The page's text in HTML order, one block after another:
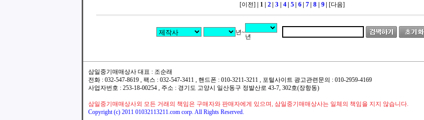
[이전] | 1 |2 |3 4 5 6 |7 |8 9 [다음]
년~
년
삼일중기매매상사 대표 : 조순래
전화 : 032-547-8619 , 팩스 : 032-547-3411 , 핸드폰 : 010-3211-3211 , 포털사이트 광고관련문의 : 010-2959-4169
사업자번호 : 253-18-00254 , 주소 : 경기도 고양시 일산동구 정발산로 43-7, 302호(장항동)
삼일중기매매상사외 모든 거래의 책임은 구매자와 판매자에게 있으며, 삼일중기매매상사는 일체의 책임을 지지 않습니다.
Copyright (c) 2011 01032113211.com corp. All Rights Reserved.